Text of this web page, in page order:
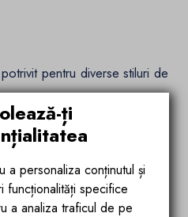
pentru diverse stiluri de
pentru spatii reduse​
de inalta calitate pentru
ți
a personaliza conținutul și
funcționalități specifice
a analiza traficul de pe